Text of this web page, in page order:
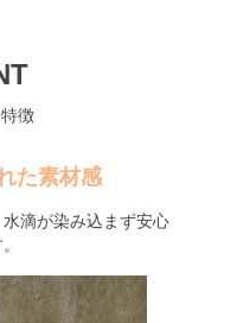
徴
た素材感
滴が染み込まず安心